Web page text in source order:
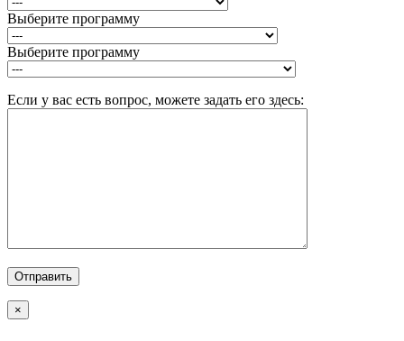
Выберите программу
Выберите программу
Если у вас есть вопрос, можете задать его здесь:
×